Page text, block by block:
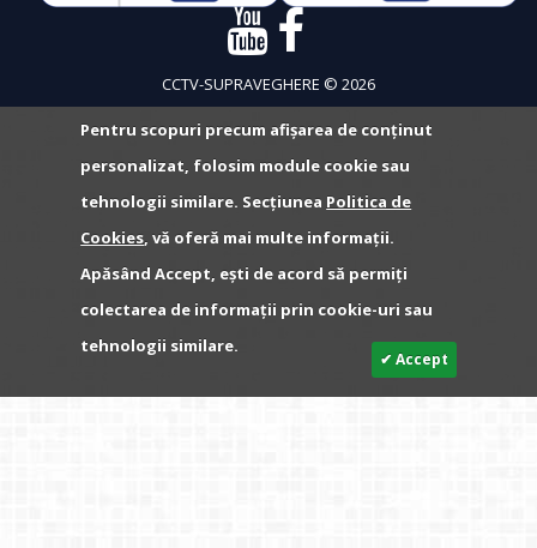
CCTV-SUPRAVEGHERE © 2026
Pentru scopuri precum afișarea de conținut
personalizat, folosim module cookie sau
tehnologii similare. Secțiunea Politica de
Cookies, vă oferă mai multe informații.
Apăsând Accept, ești de acord să permiți
colectarea de informații prin cookie-uri sau
tehnologii similare.
✔ Accept